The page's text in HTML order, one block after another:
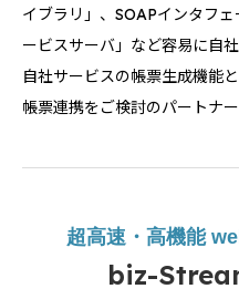
イブラリ」、SOAPインタフ
ービスサーバ」など容易に自
自社サービスの帳票生成機能
帳票連携をご検討のパートナ
超高速・高機能
biz-